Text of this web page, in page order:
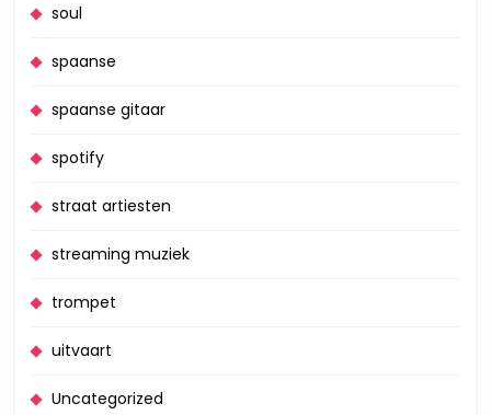
soul
spaanse
spaanse gitaar
spotify
straat artiesten
streaming muziek
trompet
uitvaart
Uncategorized